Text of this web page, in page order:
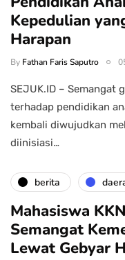
Kepedulian
Harapan
By Fathan Faris Saputro
SEJUK.ID – Semangat
terhadap pendidikan
kembali diwujudkan
diinisiasi…
berita
Mahasiswa
Semangat
Lewat Gebyar